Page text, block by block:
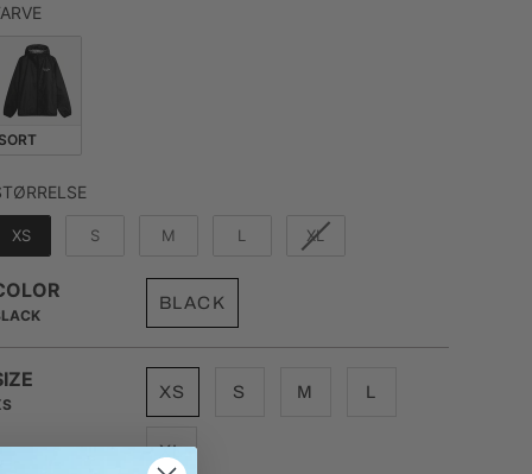
FARVE
STØRRELSE
XS S M L XL
BLACK
XS S M L
XL